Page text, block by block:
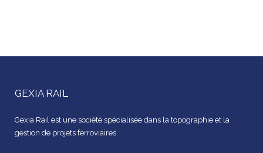
GEXIA RAIL
Gexia Rail est une société spécialisée dans la topographie et la
gestion de projets ferroviaires.